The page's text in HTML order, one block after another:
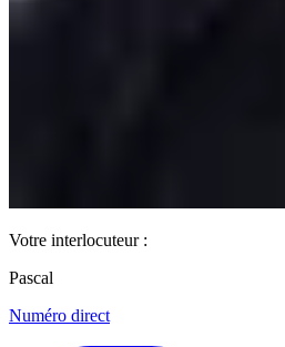
Votre interlocuteur :
Pascal
Numéro direct